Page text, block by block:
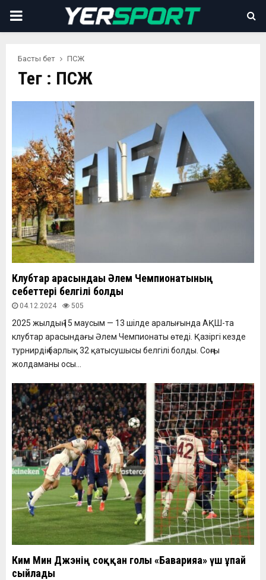
PRIMARY
Басты бет ПСЖ
Тег : ПСЖ
Клубтар арасындағы Әлем Чемпионатының
себеттері белгілі болды
04.12.2024 505
2025 жылдың 15 маусым — 13 шілде аралығында АҚШ-та
клубтар арасындағы Әлем Чемпионаты өтеді. Қазіргі кезде
турнирдің барлық 32 қатысушысы белгілі болды. Соңғы
жолдаманы осы...
Ким Мин Джэнің соққан голы «Баварияға» үш ұпай
сыйлады